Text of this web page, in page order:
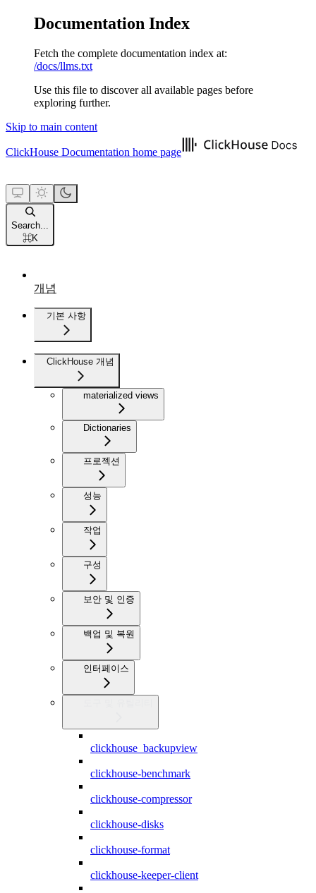
Documentation Index
Fetch the complete documentation index at:
/docs/llms.txt
Use this file to discover all available pages before
exploring further.
Skip to main content
ClickHouse Documentation home page
Search...
⌘K
개념
기본 사항
ClickHouse 개념
materialized views
Dictionaries
프로젝션
성능
작업
구성
보안 및 인증
백업 및 복원
인터페이스
clickhouse_backupview
clickhouse-benchmark
clickhouse-compressor
clickhouse-disks
clickhouse-format
clickhouse-keeper-client